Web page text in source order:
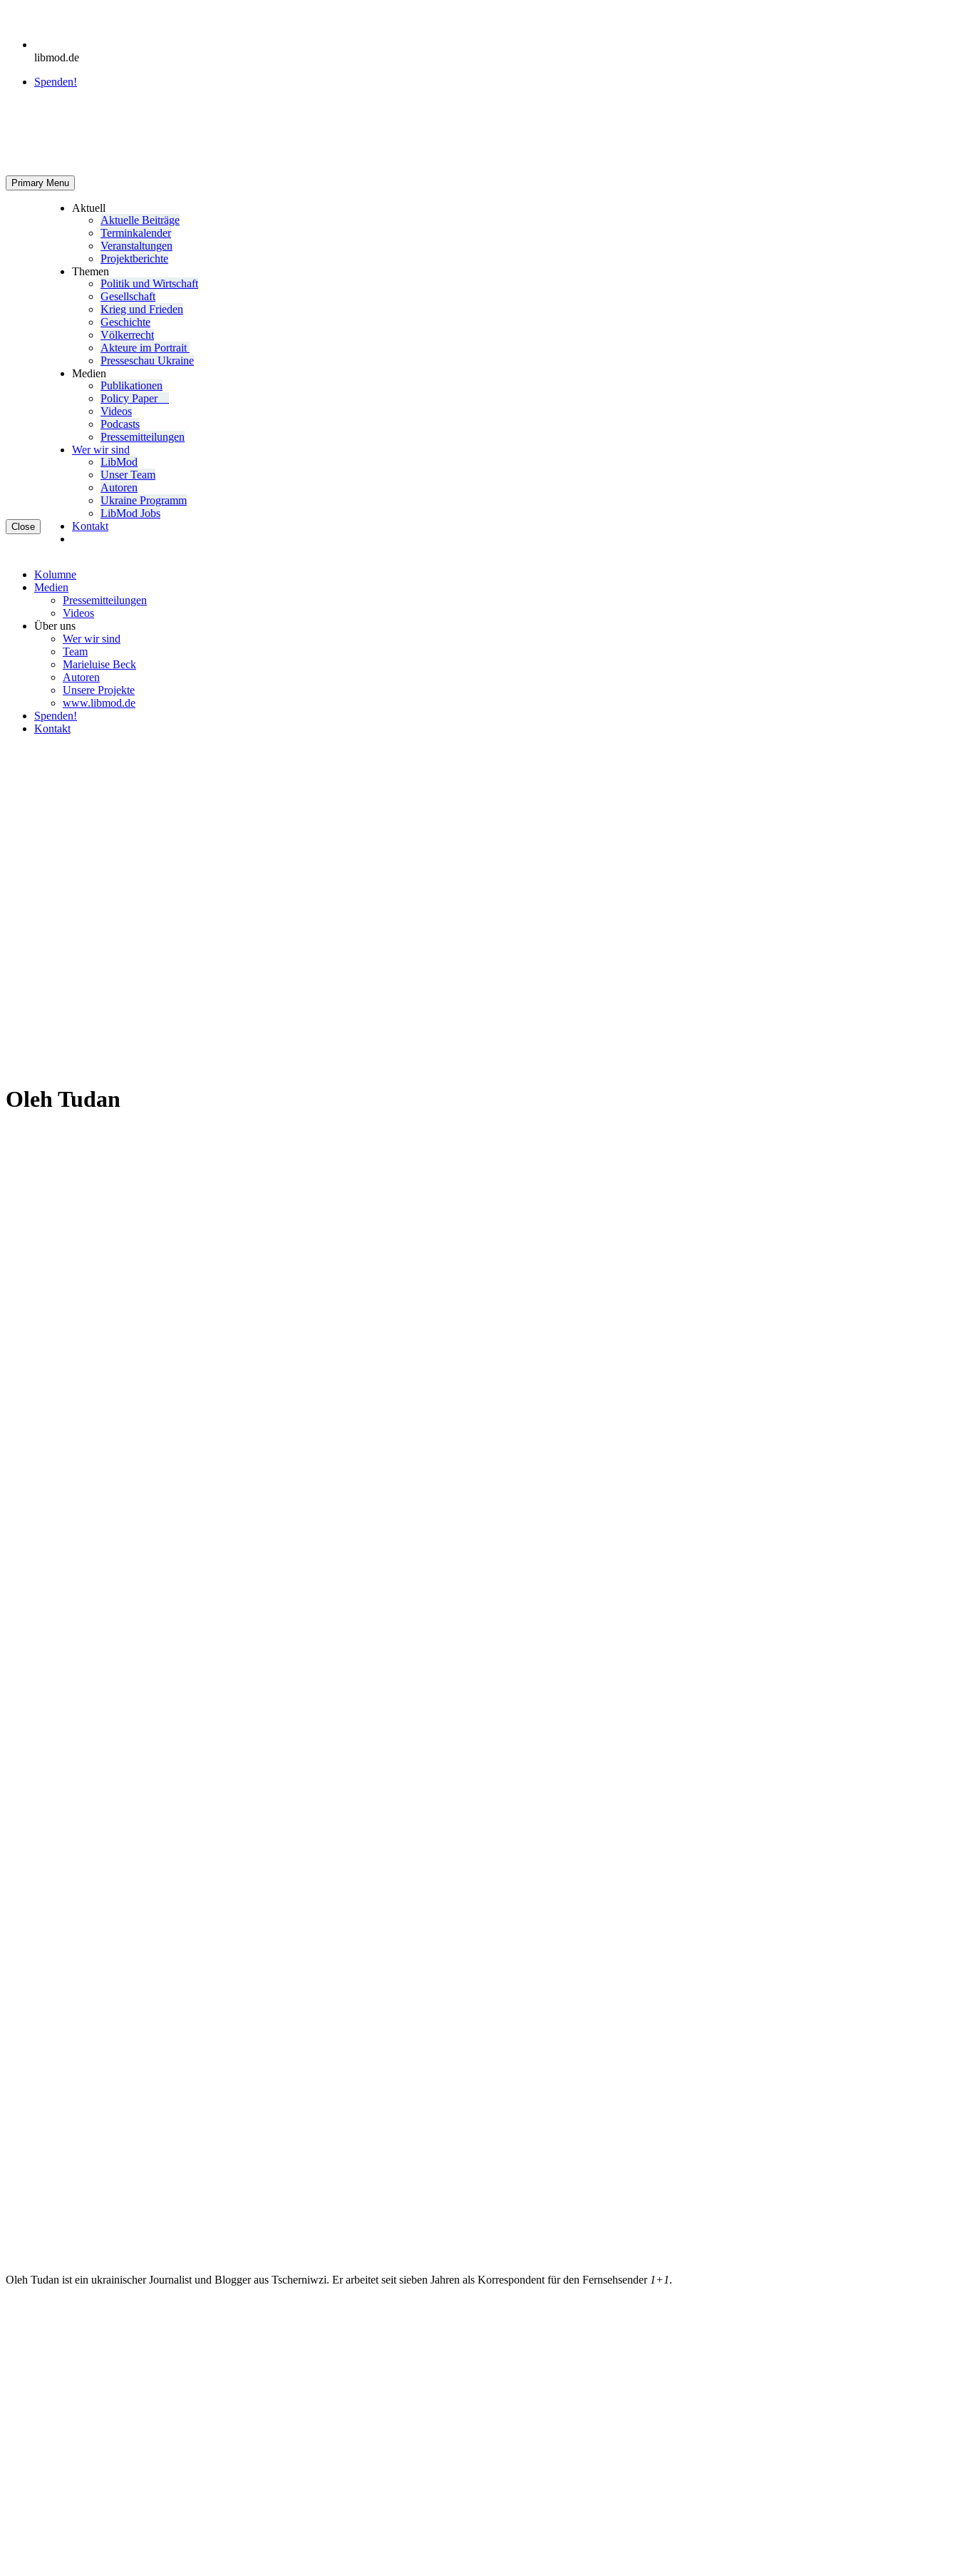
libmod.de
Spenden!
Primary Menu
Close
Aktuell
Aktu­elle Beiträge
Ter­min­ka­len­der
Ver­an­stal­tun­gen
Pro­jekt­be­richte
Themen
Politik und Wirtschaft
Gesell­schaft
Krieg und Frieden
Geschichte
Völ­ker­recht
Akteure im Portrait
Pres­se­schau Ukraine
Medien
Publi­ka­tio­nen
Policy Paper
Videos
Pod­casts
Pres­se­mit­tei­lun­gen
Wer wir sind
LibMod
Unser Team
Autoren
Ukraine Pro­gramm
LibMod Jobs
Kontakt
Kolumne
Medien
Pres­se­mit­tei­lun­gen
Videos
Über uns
Wer wir sind
Team
Marie­luise Beck
Autoren
Unsere Pro­jekte
www.libmod.de
Spenden!
Kontakt
Oleh Tudan
Oleh Tudan ist ein ukrainischer Journalist und Blogger aus Tscherniwzi. Er arbeitet seit sieben Jahren als Korrespondent für den Fernsehsender 1+1.